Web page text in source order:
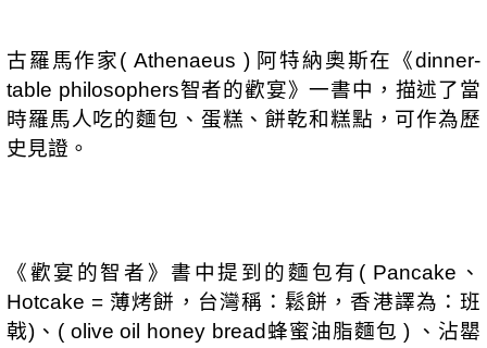
古羅馬作家( Athenaeus ) 阿特納奧斯在《dinner-
table philosophers智者的歡宴》一書中，描述了當
時羅馬人吃的麵包、蛋糕、餅乾和糕點，可作為歷
史見證。
《歡宴的智者》書中提到的麵包有 ( Pancake 、
Hotcake = 薄烤餅，台灣稱：鬆餅，香港譯為：班
戟)、 ( olive oil honey bread 蜂蜜油脂麵包 ) 、沾罌